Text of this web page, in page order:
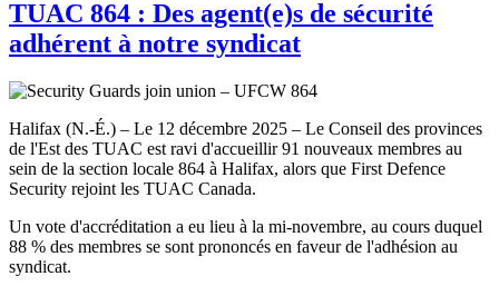
TUAC 864 : Des agent(e)s de sécurité
adhérent à notre syndicat
Halifax (N.-É.) – Le 12 décembre 2025 – Le Conseil des provinces
de l'Est des TUAC est ravi d'accueillir 91 nouveaux membres au
sein de la section locale 864 à Halifax, alors que First Defence
Security rejoint les TUAC Canada.
Un vote d'accréditation a eu lieu à la mi-novembre, au cours duquel
88 % des membres se sont prononcés en faveur de l'adhésion au
syndicat.